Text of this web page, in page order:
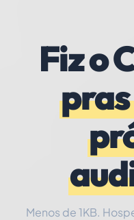
Fiz o
Menos de 1KB.